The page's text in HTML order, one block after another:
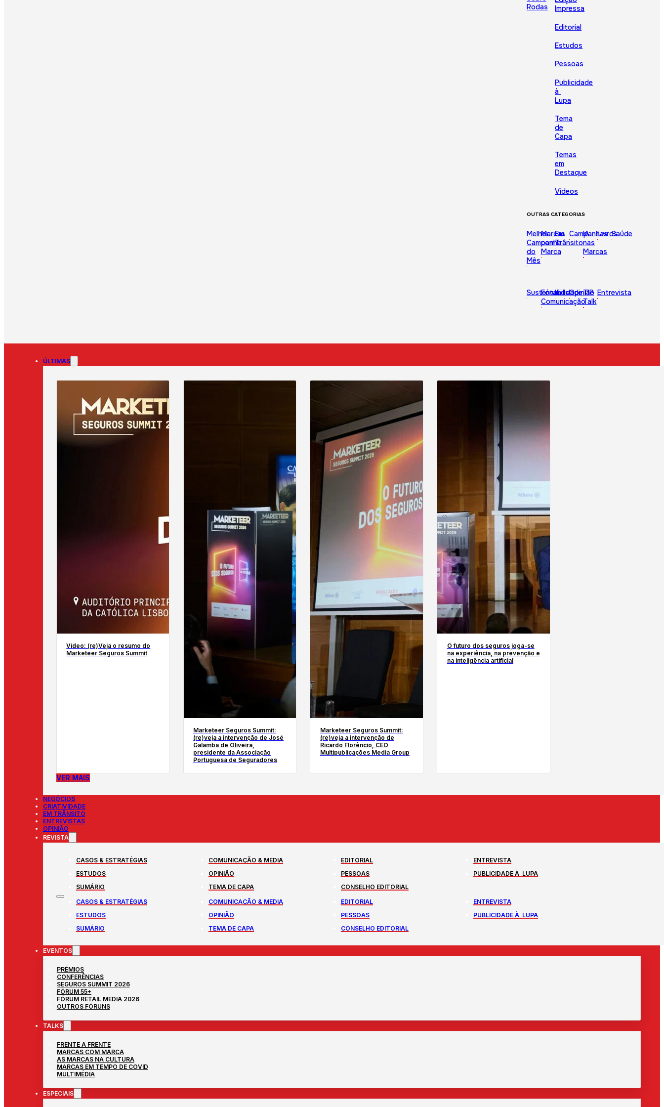
Rodas
Impressa
Editorial
Estudos
Pessoas
Publicidade
à
Lupa
Tema
de
Capa
Temas
em
Destaque
Vídeos
OUTRAS CATEGORIAS
Melhor
Campanha
do
Mês
Marcas
com
Marca
Em
Trânsito
Campanhas
IA
nas
Marcas
LivrosSaúde
Sustentabilidade
Fórum
Comunicação
KidsOpinião
TIP
Talk
Entrevista
ÚLTIMAS
Vídeo: (re)Veja o resumo do
Marketeer Seguros Summit
Marketeer Seguros Summit:
(re)veja a intervenção de José
Galamba de Oliveira,
presidente da Associação
Portuguesa de Seguradores
Marketeer Seguros Summit:
(re)veja a intervenção de
Ricardo Florêncio, CEO
Multipublicações Media Group
O futuro dos seguros joga-se
na experiência, na prevenção e
na inteligência artificial
VER MAIS
NEGÓCIOS
CRIATIVIDADE
EM TRÂNSITO
ENTREVISTAS
OPINIÃO
REVISTA
CASOS & ESTRATÉGIAS COMUNICAÇÃO & MEDIA EDITORIAL
ENTREVISTA
ESTUDOS
OPINIÃO PESSOAS
PUBLICIDADE À LUPA
SUMÁRIO
TEMA DE CAPA
CONSELHO EDITORIAL
CASOS & ESTRATÉGIAS
COMUNICAÇÃO & MEDIA EDITORIAL
ENTREVISTA
ESTUDOS
OPINIÃO PESSOAS
PUBLICIDADE À LUPA
SUMÁRIO
TEMA DE CAPA CONSELHO EDITORIAL
EVENTOS
PRÉMIOS
CONFERÊNCIAS
SEGUROS SUMMIT 2026
FÓRUM 55+
FÓRUM RETAIL MEDIA 2026
OUTROS FÓRUNS
TALKS
FRENTE A FRENTE
MARCAS COM MARCA
AS MARCAS NA CULTURA
MARCAS EM TEMPO DE COVID
MULTIMÉDIA
ESPECIAIS